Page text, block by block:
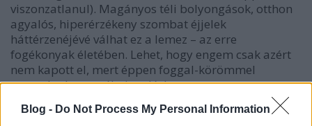
Blog - Do Not Process My Personal Information
viszonzatlanul). Magányos téli bolyongások, otthon
agyalós, hiperérzékeny szombat éjjelek
háttérzenéjévé válhat ez a lemez – az erre
fogékonyak életében. Lehet, hogy engem csak azért
nem kapott el, mert éppen foggal-körömmel
ragaszkodom az életigenléshez.